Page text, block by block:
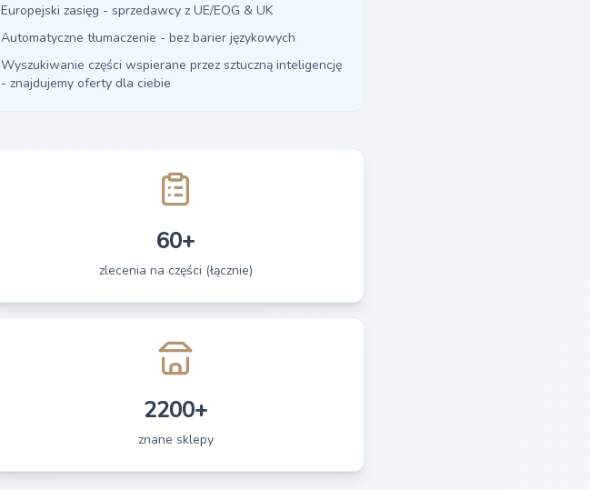
Europejski zasięg - sprzedawcy z UE/EOG & UK
Automatyczne tłumaczenie - bez barier językowych
Wyszukiwanie części wspierane przez sztuczną inteligencję
- znajdujemy oferty dla ciebie
60+
zlecenia na części (łącznie)
2200+
znane sklepy